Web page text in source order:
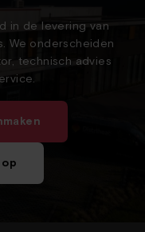
in de levering van
We onderscheiden
technisch advies